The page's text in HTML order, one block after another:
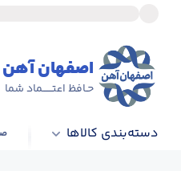
اصفهان آهن
حـافظ اعتــــــماد شما
دسته‌بندی کالاها